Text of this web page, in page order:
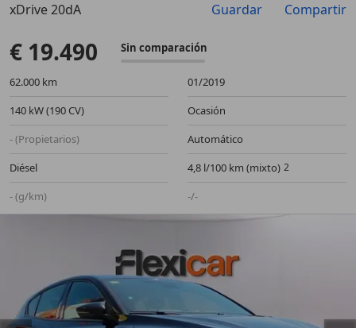
Anterior
xDrive 20dA
Guardar Compartir
€ 19.490 Sin comparación
62.000 km
01/2019
140 kW (190 CV)
Ocasión
- (Propietarios)
Automático
Diésel
4,8 l/100 km (mixto)
- (g/km)
-/-